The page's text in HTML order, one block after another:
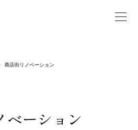
商店街リノベーション
ベーション